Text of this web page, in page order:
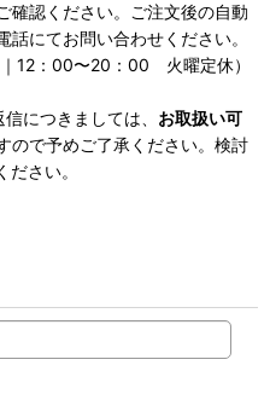
確認ください。ご注文後の自動
にてお問い合わせください。
12：00〜20：00 火曜定休）
につきましては、 お取扱い可
ので予めご了承ください。検討
さい。